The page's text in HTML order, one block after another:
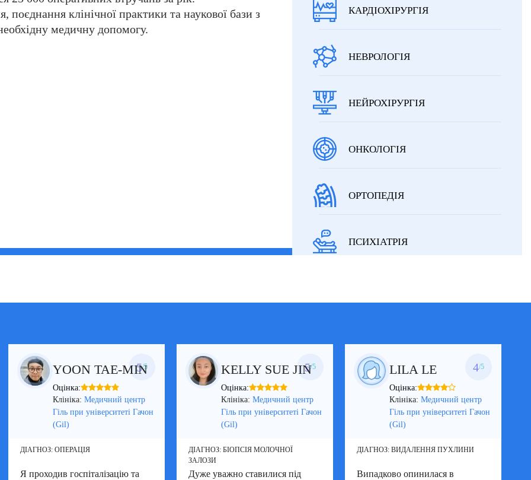
поєднання клінічної практики та наукової бази з
медичну допомогу.
КАРДІОХІРУРГІЯ
НЕВРОЛОГІЯ
НЕЙРОХІРУРГІЯ
ОНКОЛОГІЯ
ОРТОПЕДІЯ
ПСИХІАТРІЯ
СУДИННА ХІРУРГІЯ
(ФЛЕБОЛОГІЯ)
YOON TAE-MIN
5/5
Оцінка:
Клініка: Медичний центр
Гіль при університеті Гачон
(Gil)
ДІАГНОЗ:ОПЕРАЦІЯ
Я проходив госпіталізацію та
KELLY SUE JIN
5/5
Оцінка:
Клініка: Медичний центр
Гіль при університеті Гачон
(Gil)
ДІАГНОЗ:БІОПСІЯ МОЛОЧНОЇ
ЗАЛОЗИ
Дуже уважно ставилися під
LILA LE 4/5
Оцінка:
Клініка: Медичний центр
Гіль при університеті Гачон
(Gil)
ДІАГНОЗ:ВИДАЛЕННЯ ПУХЛИНИ
Випадково опинилася в